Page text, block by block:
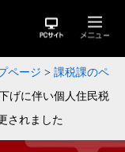
ページ > 課税課のペ
げに伴い個人住民税
されました